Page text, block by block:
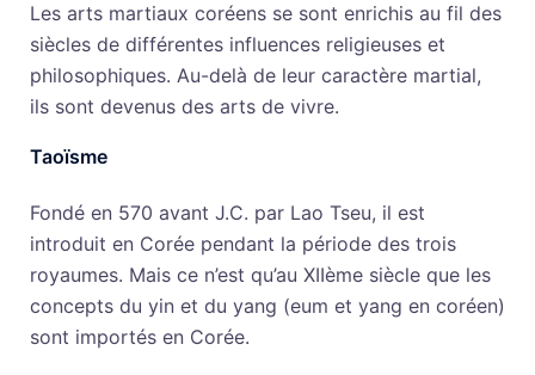
Les arts martiaux coréens se sont enrichis au fil des
siècles de différentes influences religieuses et
philosophiques. Au-delà de leur caractère martial,
ils sont devenus des arts de vivre.
Taoïsme
Fondé en 570 avant J.C. par Lao Tseu, il est
introduit en Corée pendant la période des trois
royaumes. Mais ce n’est qu’au XIIème siècle que les
concepts du yin et du yang (eum et yang en coréen)
sont importés en Corée.